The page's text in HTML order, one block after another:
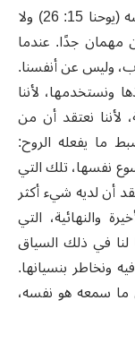
أول شيء هو أن البارقليط لا يتحدث عن نفسه (يوحنا 15: 26) ولا
13): كلا الجانبين مهمان جدًا. عندما
وليس عن أنفسنا.
ونستخدمها، لأننا
لأننا نعتقد أن من
ما يفعله الروح:
نفسها، تلك التي
أن لديه شيء أكثر
والنهائية، التي
لنا في ذلك السياق
ونخاطر بنسيانها.
ما سمعه هو نفسه،